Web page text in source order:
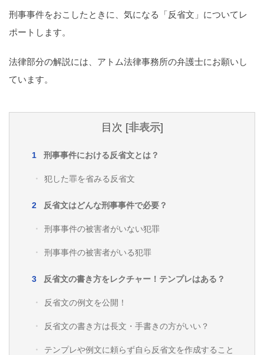
窃盗 詐欺 逮捕 示談
刑事事件をおこしたときに、気になる「反省文」についてレ
ポートします。
法律部分の解説には、アトム法律事務所の弁護士にお願いし
ています。
目次 [非表示]
刑事事件における反省文とは？
犯した罪を省みる反省文
反省文はどんな刑事事件で必要？
刑事事件の被害者がいない犯罪
刑事事件の被害者がいる犯罪
反省文の書き方をレクチャー！テンプレはある？
反省文の例文を公開！
反省文の書き方は長文・手書きの方がいい？
テンプレや例文に頼らず自ら反省文を作成すること